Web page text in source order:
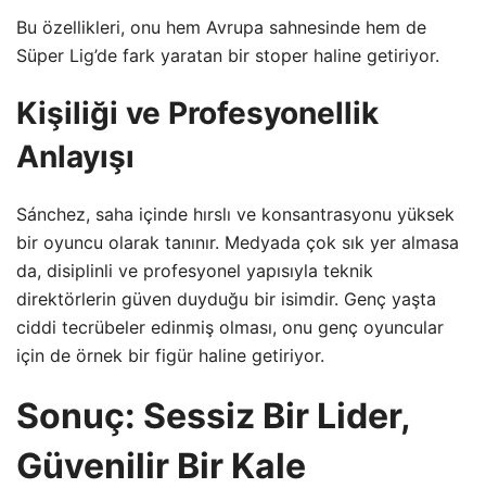
Bu özellikleri, onu hem Avrupa sahnesinde hem de
Süper Lig’de fark yaratan bir stoper haline getiriyor.
Kişiliği ve Profesyonellik
Anlayışı
Sánchez, saha içinde hırslı ve konsantrasyonu yüksek
bir oyuncu olarak tanınır. Medyada çok sık yer almasa
da, disiplinli ve profesyonel yapısıyla teknik
direktörlerin güven duyduğu bir isimdir. Genç yaşta
ciddi tecrübeler edinmiş olması, onu genç oyuncular
için de örnek bir figür haline getiriyor.
Sonuç: Sessiz Bir Lider,
Güvenilir Bir Kale